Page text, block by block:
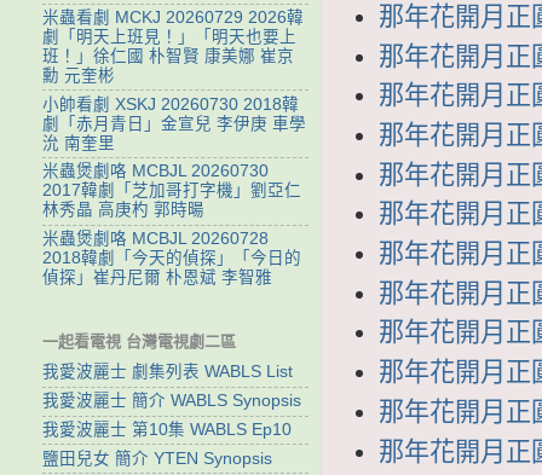
那年花開月正
那年花開月正
那年花開月正
那年花開月正
那年花開月正
那年花開月正
那年花開月正
那年花開月正
那年花開月正
那年花開月正
那年花開月正
那年花開月正
米蟲看劇 MCKJ 20260729 2026韓
劇「明天上班見！」「明天也要上
班！」徐仁國 朴智賢 康美娜 崔京
勳 元奎彬
小帥看劇 XSKJ 20260730 2018韓
劇「赤月青日」金宣兒 李伊庚 車學
沇 南奎里
米蟲煲劇咯 MCBJL 20260730
2017韓劇「芝加哥打字機」劉亞仁
林秀晶 高庚杓 郭時暘
米蟲煲劇咯 MCBJL 20260728
2018韓劇「今天的偵探」「今日的
偵探」崔丹尼爾 朴恩斌 李智雅
一起看電視 台灣電視劇二區
我愛波麗士 劇集列表 WABLS List
我愛波麗士 簡介 WABLS Synopsis
我愛波麗士 第10集 WABLS Ep10
鹽田兒女 簡介 YTEN Synopsis